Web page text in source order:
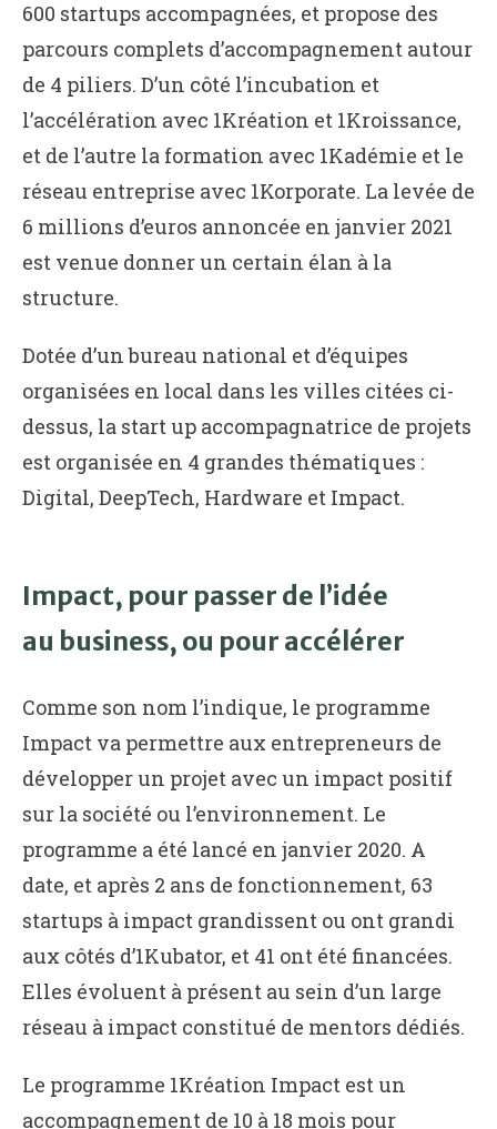
600 startups accompagnées, et propose des
parcours complets d’accompagnement autour
de 4 piliers. D’un côté l’incubation et
l’accélération avec 1Kréation et 1Kroissance,
et de l’autre la formation avec 1Kadémie et le
réseau entreprise avec 1Korporate. La levée de
6 millions d’euros annoncée en janvier 2021
est venue donner un certain élan à la
structure.
Dotée d’un bureau national et d’équipes
organisées en local dans les villes citées ci-
dessus, la start up accompagnatrice de projets
est organisée en 4 grandes thématiques :
Digital, DeepTech, Hardware et Impact.
Impact, pour passer de l’idée
au business, ou pour accélérer
Comme son nom l’indique, le programme
Impact va permettre aux entrepreneurs de
développer un projet avec un impact positif
sur la société ou l’environnement. Le
programme a été lancé en janvier 2020. A
date, et après 2 ans de fonctionnement, 63
startups à impact grandissent ou ont grandi
aux côtés d’1Kubator, et 41 ont été financées.
Elles évoluent à présent au sein d’un large
réseau à impact constitué de mentors dédiés.
Le programme 1Kréation Impact est un
accompagnement de 10 à 18 mois pour